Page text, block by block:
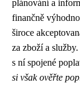
plánování a
finančně
široce
za zboží a
s ní spojené
si však ověřte